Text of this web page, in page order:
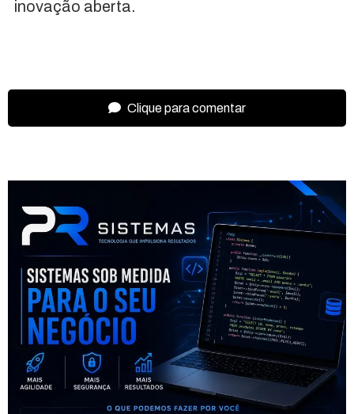
inovação aberta.
Clique para comentar